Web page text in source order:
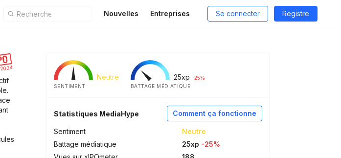
Nouvelles Entreprises Se connecter Registre
Neutre
SENTIMENT
25xp -25%
BATTAGE MÉDIATIQUE
Comment ça fonctionne
Statistiques MediaHype
Sentiment
Neutre
Battage médiatique
25xp -25%